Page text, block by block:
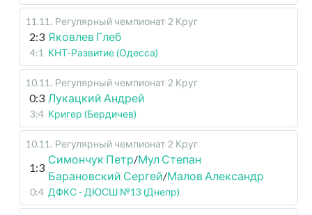
11.11 . Регулярный чемпионат 2 Круг
2:3 Яковлев Глеб
4:1 КНТ-Развитие (Одесса)
10.11 . Регулярный чемпионат 2 Круг
0:3 Лукацкий Андрей
3:4 Кригер (Бердичев)
10.11 . Регулярный чемпионат 2 Круг
1:3
Симончук Петр/Мул Степан
Барановский Сергей/Малов Александр
0:4 ДФКС - ДЮСШ №13 (Днепр)